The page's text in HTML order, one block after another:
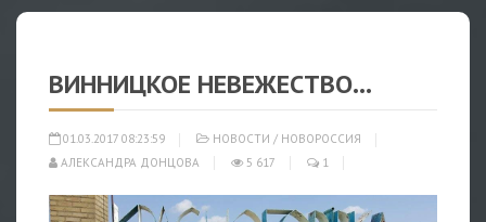
ВИННИЦКОЕ НЕВЕЖЕСТВО...
01.03.2017 08:23:59 НОВОСТИ / НОВОРОССИЯ
АЛЕКСАНДРА ДОНЦОВА
5 617 1